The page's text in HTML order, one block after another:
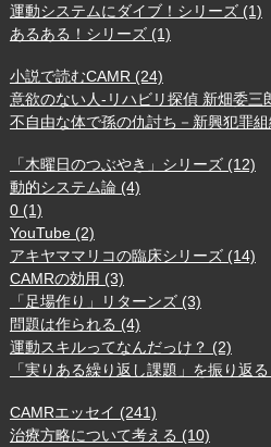
運動システムにダイブ！シリーズ (1)
あるある！シリーズ (1)
小説で読むCAMR (24)
意欲のない人-リハビリ探偵 新畑委三
不自由な体で孫の仇討ち－新興犯罪
「木曜日のつぶやき」シリーズ (12)
動的システム論 (4)
0 (1)
YouTube (2)
アキヤママリコの臨床シリーズ (14)
CAMRの効用 (3)
「足場作り」リターンズ (3)
問題は作られる (4)
運動スキルってなんだっけ？ (2)
「実りある繰り返し課題」を振り返
CAMRエッセイ (241)
治療方略について考える (10)